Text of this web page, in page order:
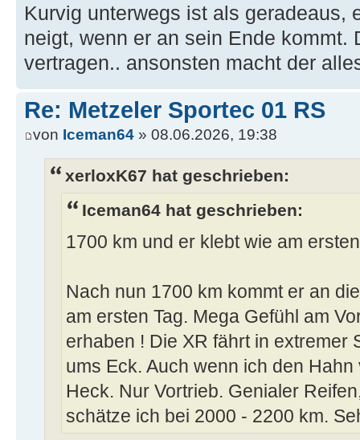
Kurvig unterwegs ist als geradeaus,
neigt, wenn er an sein Ende kommt.
vertragen.. ansonsten macht der
Re: Metzeler Sportec 01 RS
von Iceman64 » 08.06.2026, 19:38
xerloxK67 hat geschrieben:
Iceman64 hat geschrieben:
1700 km und er klebt wie am
Nach nun 1700 km kommt er an
am ersten Tag. Mega Gefühl am
erhaben ! Die XR fährt in extremer
ums Eck. Auch wenn ich den
Heck. Nur Vortrieb. Genialer
schätze ich bei 2000 - 2200 km.